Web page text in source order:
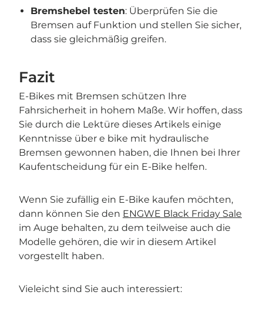
Bremshebel testen: Überprüfen Sie die
Bremsen auf Funktion und stellen Sie sicher,
dass sie gleichmäßig greifen.
Fazit
E-Bikes mit Bremsen schützen Ihre
Fahrsicherheit in hohem Maße. Wir hoffen, dass
Sie durch die Lektüre dieses Artikels einige
Kenntnisse über e bike mit hydraulische
Bremsen gewonnen haben, die Ihnen bei Ihrer
Kaufentscheidung für ein E-Bike helfen.
Wenn Sie zufällig ein E-Bike kaufen möchten,
dann können Sie den ENGWE Black Friday Sale
im Auge behalten, zu dem teilweise auch die
Modelle gehören, die wir in diesem Artikel
vorgestellt haben.
Vieleicht sind Sie auch interessiert: